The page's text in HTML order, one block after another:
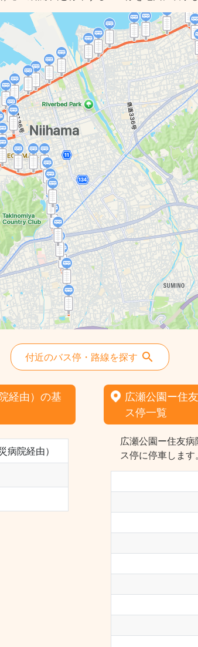
付近のバス停・路線を探す
経由）の基
病院経由）
広瀬公園ー住
ス停一覧
広瀬公園ー住友
ス停に停車します。